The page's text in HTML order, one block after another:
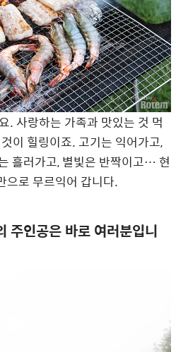
. 사랑하는 가족과 맛있는 것 먹
이 힐링이죠. 고기는 익어가고,
흘러가고, 별빛은 반짝이고… 현
으로 무르익어 갑니다.
주인공은 바로 여러분입니